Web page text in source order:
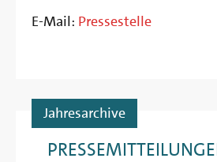
E-Mail: Pressestelle
Jahresarchive